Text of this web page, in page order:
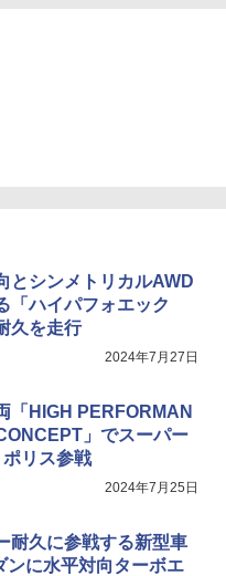
とシンメトリカルAWD
「ハイパフォエック
久を走行
2024年7月27日
「HIGH PERFORMAN
」でスーパー
リス参戦
2024年7月25日
耐久に参戦する新型車
ンに水平対向ターボエ